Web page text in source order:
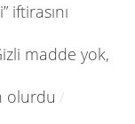
iftirasını
madde yok,
olurdu /